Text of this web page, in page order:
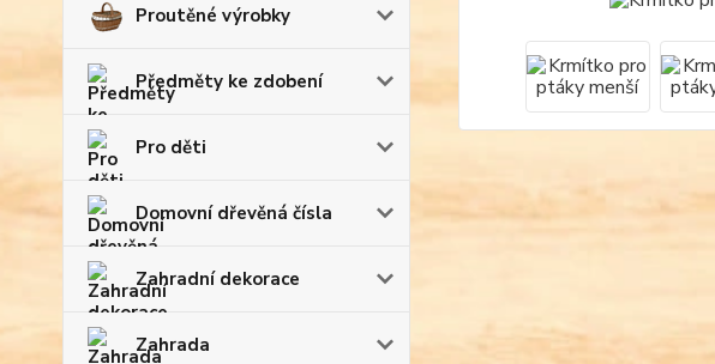
Proutěné výrobky
Předměty ke zdobení
Pro děti
Domovní dřevěná čísla
Zahradní dekorace
Zahrada